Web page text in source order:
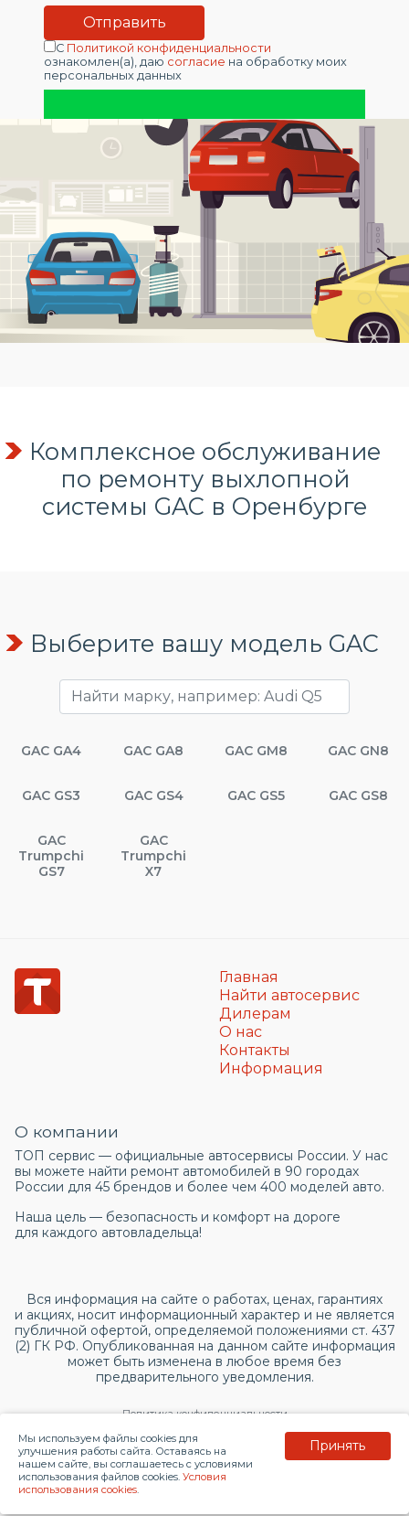
С Политикой конфиденциальности
ознакомлен(а), даю согласие на обработку моих
персональных данных
Комплексное обслуживание
по ремонту выхлопной
системы GAC в Оренбурге
Выберите вашу модель GAC
GAC GA4 GAC GA8 GAC GM8 GAC GN8
GAC GS3 GAC GS4 GAC GS5 GAC GS8
GAC
Trumpchi
GS7
GAC
Trumpchi
X7
Главная
Найти автосервис
Дилерам
О нас
Контакты
Информация
О компании
ТОП сервис — официальные автосервисы России. У нас
вы можете найти ремонт автомобилей в 90 городах
России для 45 брендов и более чем 400 моделей авто.
Наша цель — безопасность и комфорт на дороге
для каждого автовладельца!
Вся информация на сайте о работах, ценах, гарантиях
и акциях, носит информационный характер и не является
публичной офертой, определяемой положениями ст. 437
(2) ГК РФ. Опубликованная на данном сайте информация
может быть изменена в любое время без
предварительного уведомления.
Политика конфиденциальности
Согласие на обработку персональных данных
© 2026 topservice.su
Мы используем файлы cookies для
улучшения работы сайта. Оставаясь на
нашем сайте, вы соглашаетесь с условиями
использования файлов cookies. Условия
использования cookies.
Принять